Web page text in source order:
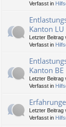
Verfasst in
Kanton LU
Letzter Beitrag
Verfasst in
Kanton BE
Letzter Beitrag
Verfasst in
Letzter Beitrag
Verfasst in